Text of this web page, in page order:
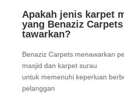
Apakah jenis karpet
yang Benaziz Carpets
tawarkan?
Benaziz Carpets menawarkan
masjid dan karpet surau
untuk memenuhi keperluan
pelanggan